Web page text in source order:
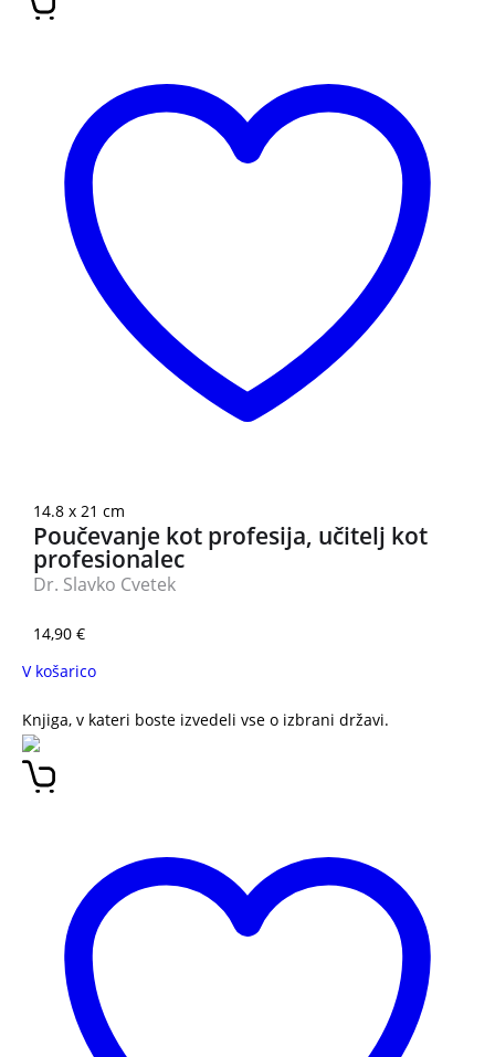
14.8 x 21 cm
Poučevanje kot profesija, učitelj kot
profesionalec
Dr. Slavko Cvetek
14,90 €
V košarico
Knjiga, v kateri boste izvedeli vse o izbrani državi.